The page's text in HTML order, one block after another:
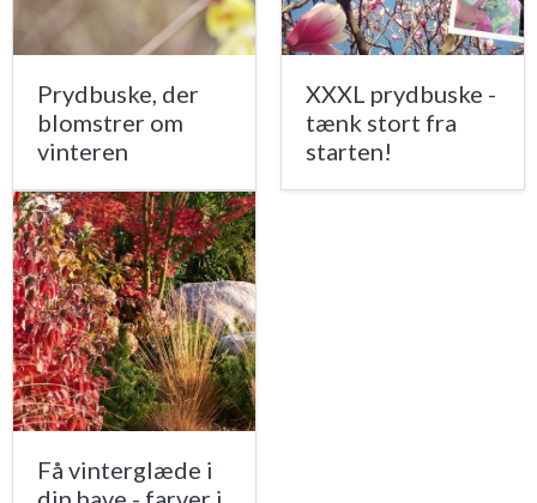
Prydbuske, der
blomstrer om
vinteren
XXXL prydbuske -
tænk stort fra
starten!
Få vinterglæde i